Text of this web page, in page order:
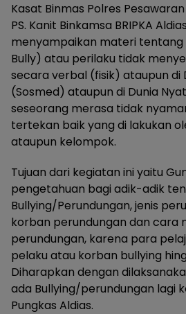
Kasat Binmas Polres
PS. Kanit Binkamsa BRIPKA
menyampaikan materi tentang
Bully) atau perilaku tidak
secara verbal (fisik) ataupun di
(Sosmed) ataupun di Dunia
seseorang merasa tidak
tertekan baik yang di lakukan
ataupun kelompok.
Tujuan dari kegiatan ini yaitu
pengetahuan bagi adik-adik
Bullying/Perundungan, jenis
korban perundungan dan cara
perundungan, karena para
pelaku atau korban bullying
Diharapkan dengan
ada Bullying/perundungan lagi
Pungkas Aldias.